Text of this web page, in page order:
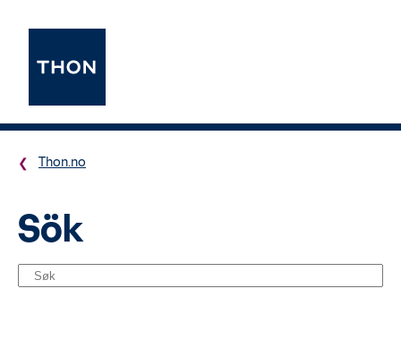
Thon.no
Sök
Sök